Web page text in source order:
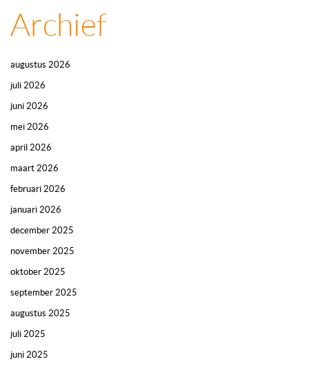
Archief
augustus 2026
juli 2026
juni 2026
mei 2026
april 2026
maart 2026
februari 2026
januari 2026
december 2025
november 2025
oktober 2025
september 2025
augustus 2025
juli 2025
juni 2025